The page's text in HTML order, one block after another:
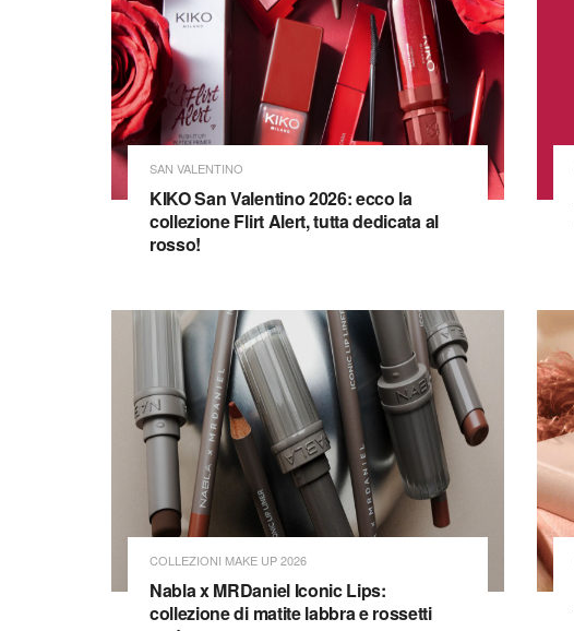
SAN VALENTINO
KIKO San Valentino 2026: ecco la
collezione Flirt Alert, tutta dedicata al
rosso!
COLLEZIONI MAKE UP 2026
Nabla x MRDaniel Iconic Lips:
collezione di matite labbra e rossetti